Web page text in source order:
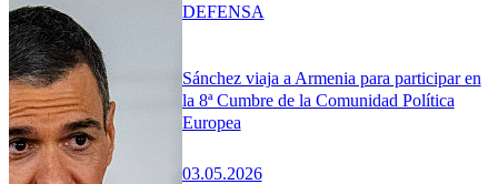
Sánchez viaja a Armenia para participar en
la 8ª Cumbre de la Comunidad Política
Europea
03.05.2026
DEFENSA